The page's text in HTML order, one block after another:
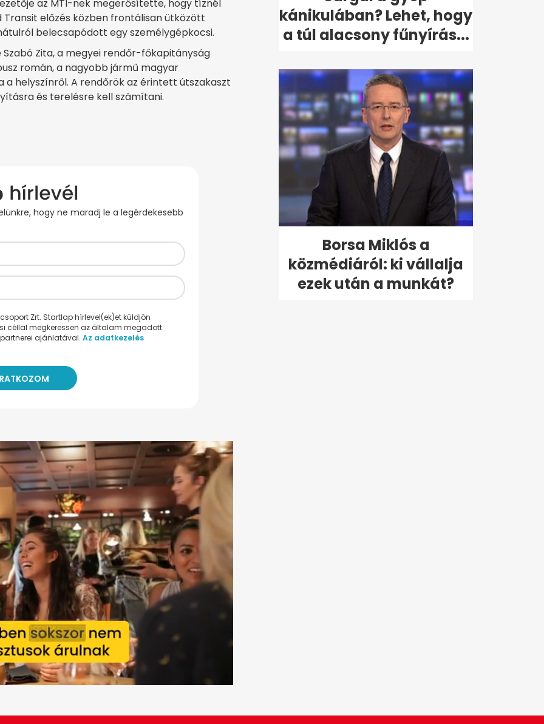
az MTI-nek megerősítette, hogy tíznél
előzés közben frontálisan ütközött
belecsapódott egy személygépkocsi.
Zita, a megyei rendőr-főkapitányság
román, a nagyobb jármű magyar
helyszínről. A rendőrök az érintett útszakaszt
és terelésre kell számítani.
hogy ne maradj le a legérdekesebb
Zrt. Startlap hírlevel(ek)et küldjön
céllal megkeressen az általam megadott
ajánlatával. Az adatkezelés
kánikulában? Lehet, hogy
a túl alacsony fűnyírás...
Borsa Miklós a
közmédiáról: ki vállalja
ezek után a munkát?